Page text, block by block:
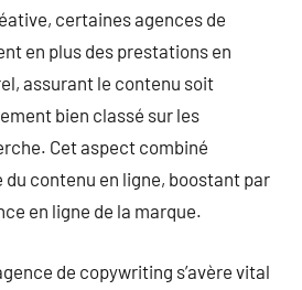
certaines agences de
en plus des prestations en
assurant le contenu soit
bien classé sur les
Cet aspect combiné
contenu en ligne, boostant par
en ligne de la marque.
de copywriting s’avère vital